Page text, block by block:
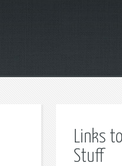
Links
Stuff